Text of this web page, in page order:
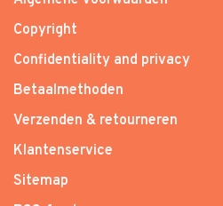
Copyright
Confidentiality and privacy
Betaalmethoden
Verzenden & retourneren
Klantenservice
Sitemap